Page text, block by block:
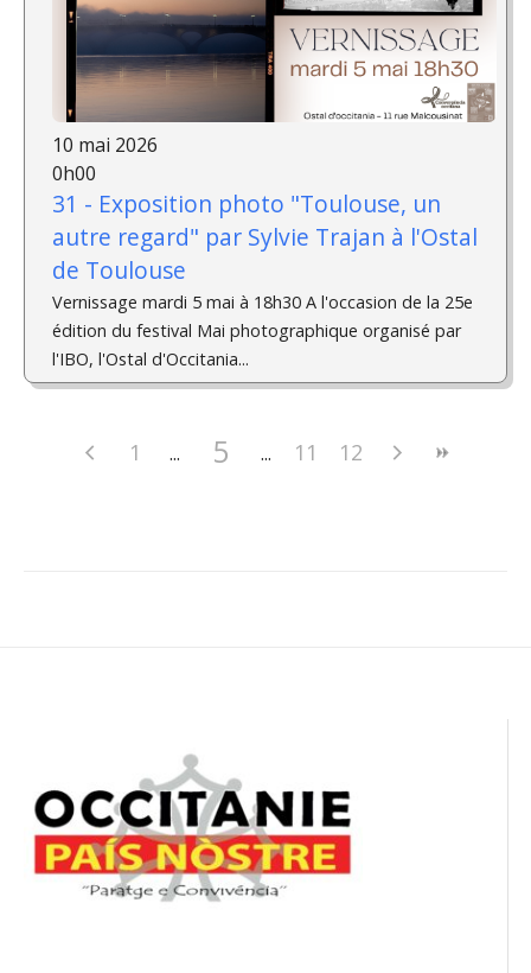
10 mai 2026
0h00
31 - Exposition photo "Toulouse, un
autre regard" par Sylvie Trajan à l'Ostal
de Toulouse
Vernissage mardi 5 mai à 18h30 A l'occasion de la 25e
édition du festival Mai photographique organisé par
l'IBO, l'Ostal d'Occitania...
1 5 11 12